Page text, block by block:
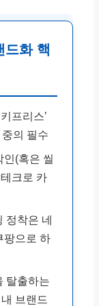
드화 핵
프리스’
의 필수
(혹은 씰
크로 카
정착은 네
팡으로 하
탈출하는
브랜드